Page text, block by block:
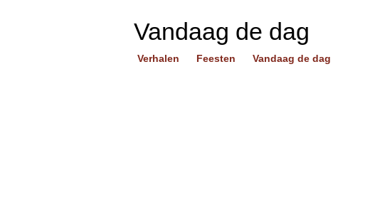
Vandaag de dag
Verhalen Feesten Vandaag de dag